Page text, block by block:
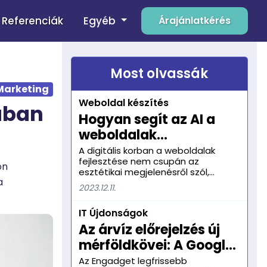
Referenciák Egyéb Árajánlatkérés
Most olvassák
Weboldal készítés
Hogyan segít az AI a
weboldalak
fejlesztésében, például
az automatikus
tartalomgenerálásban
és testreszabásban?
A digitális korban a weboldalak
fejlesztése nem csupán az
esztétikai megjelenésről szól,
hanem a tartalom dinamizálásáról
és a felhasználói élmény személyre
fejlődésben az mesterséges
intelligencia (AI) kirobbanóan fontos
szerepet játszik, nyitva az utat az
újítások előtt, és lehetővé téve,
hogy a weboldalak hatékonyan
2023.12.11.
IT Újdonságok
Az árvíz előrejelzés új
mérföldkövei: A Google
AI megoldás
Az Engadget legfrissebb